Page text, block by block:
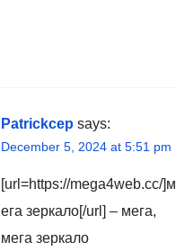
Patrickcep says:
December 5, 2024 at 5:51 pm
[url=https://mega4web.cc/]м
ега зеркало[/url] – мега,
мега зеркало